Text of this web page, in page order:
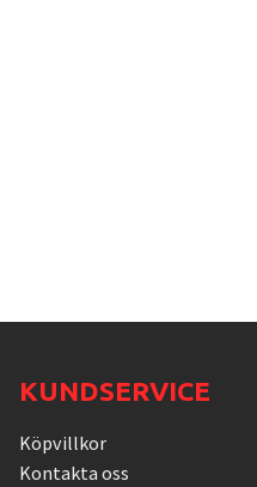
KUNDSERVICE
Köpvillkor
Kontakta oss